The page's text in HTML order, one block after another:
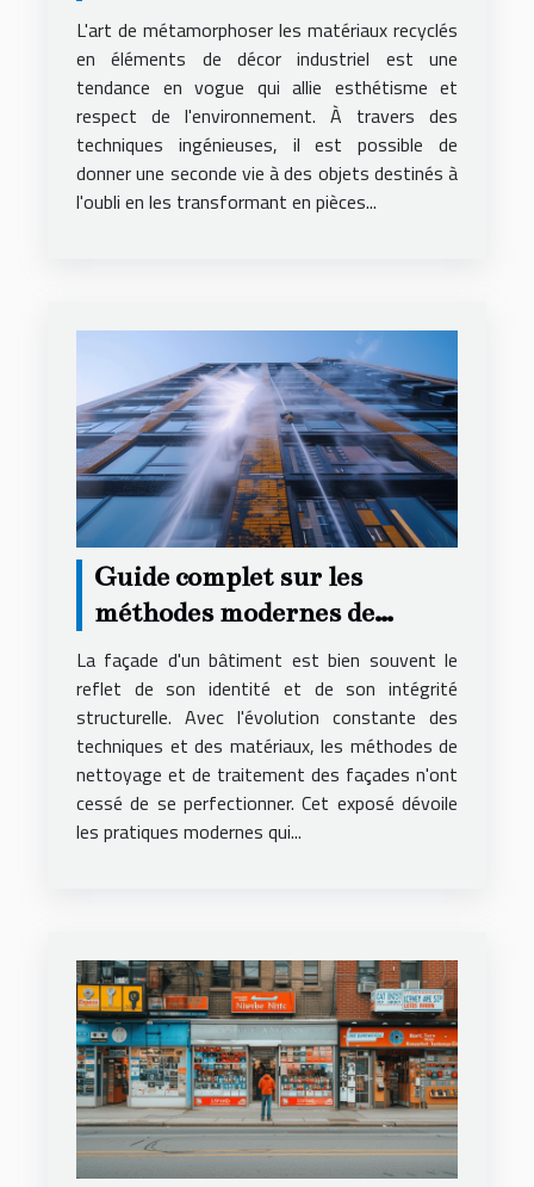
recyclés en décor industriel
L'art de métamorphoser les matériaux recyclés
en éléments de décor industriel est une
tendance en vogue qui allie esthétisme et
respect de l'environnement. À travers des
techniques ingénieuses, il est possible de
donner une seconde vie à des objets destinés à
l'oubli en les transformant en pièces...
Guide complet sur les
méthodes modernes de
nettoyage et de traitement
des façades
La façade d'un bâtiment est bien souvent le
reflet de son identité et de son intégrité
structurelle. Avec l'évolution constante des
techniques et des matériaux, les méthodes de
nettoyage et de traitement des façades n'ont
cessé de se perfectionner. Cet exposé dévoile
les pratiques modernes qui...